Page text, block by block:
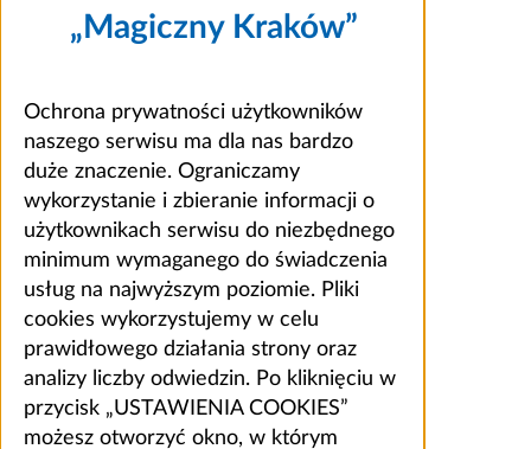
„Magiczny Kraków”
Ochrona prywatności użytkowników
naszego serwisu ma dla nas bardzo
duże znaczenie. Ograniczamy
wykorzystanie i zbieranie informacji o
użytkownikach serwisu do niezbędnego
minimum wymaganego do świadczenia
usług na najwyższym poziomie. Pliki
cookies wykorzystujemy w celu
prawidłowego działania strony oraz
analizy liczby odwiedzin. Po kliknięciu w
przycisk „USTAWIENIA COOKIES”
możesz otworzyć okno, w którym